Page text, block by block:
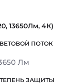
13650Лм, 4К)
Лм